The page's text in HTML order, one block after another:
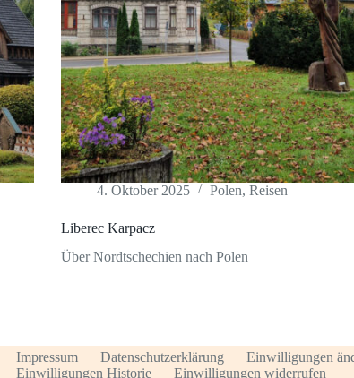
4. Oktober 2025 Polen, Reisen
Liberec Karpacz
Über Nordtschechien nach Polen
Impressum Datenschutzerklärung
Einwilligungen
Einwilligungen Historie
Einwilligungen widerrufen